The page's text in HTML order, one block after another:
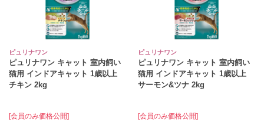
ピュリナワン
ピュリナワン キャット 室内飼い
猫用 インドアキャット 1歳以上
チキン 2kg
[会員のみ価格公開]
ピュリナワン
ピュリナワン キャット 室内飼い
猫用 インドアキャット 1歳以上
サーモン&ツナ 2kg
[会員のみ価格公開]